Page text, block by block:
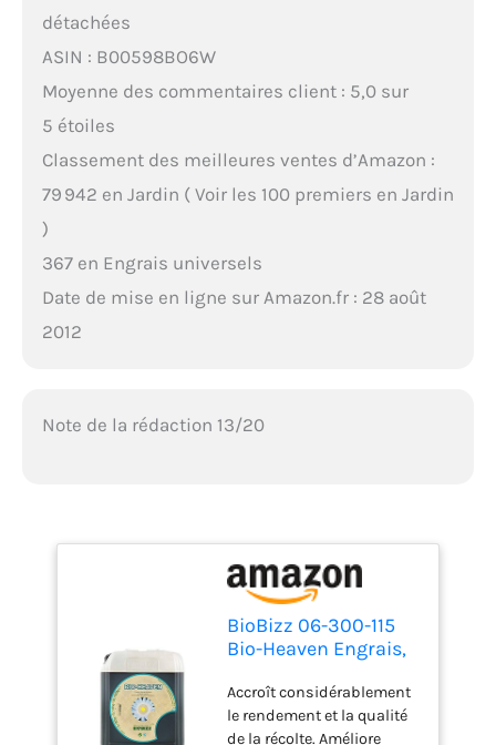
détachées
ASIN : B00598BO6W
Moyenne des commentaires client : 5,0 sur
5 étoiles
Classement des meilleures ventes d’Amazon :
79 942 en Jardin ( Voir les 100 premiers en Jardin
)
367 en Engrais universels
Date de mise en ligne sur Amazon.fr : 28 août
2012
Note de la rédaction 13/20
BioBizz 06-300-115
Bio-Heaven Engrais,
Accroît considérablement
le rendement et la qualité
de la récolte. Améliore